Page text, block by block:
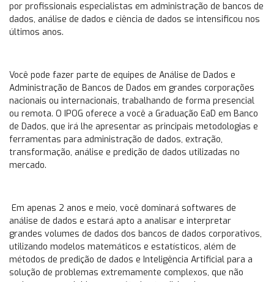
por profissionais especialistas em administração de bancos de
dados, análise de dados e ciência de dados se intensificou nos
últimos anos.
Você pode fazer parte de equipes de Análise de Dados e
Administração de Bancos de Dados em grandes corporações
nacionais ou internacionais, trabalhando de forma presencial
ou remota. O IPOG oferece a você a Graduação EaD em Banco
de Dados, que irá lhe apresentar as principais metodologias e
ferramentas para administração de dados, extração,
transformação, análise e predição de dados utilizadas no
mercado.
Em apenas 2 anos e meio, você dominará softwares de
análise de dados e estará apto a analisar e interpretar
grandes volumes de dados dos bancos de dados corporativos,
utilizando modelos matemáticos e estatísticos, além de
métodos de predição de dados e Inteligência Artificial para a
solução de problemas extremamente complexos, que não